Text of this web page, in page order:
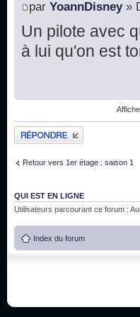
par YoannDisney»
Un pilote avec
à lui qu'on est
Publier une réponse
Retour vers 1er étage : saison 1
QUI EST EN LIGNE
Utilisateurs parcourant ce forum :
Index du forum